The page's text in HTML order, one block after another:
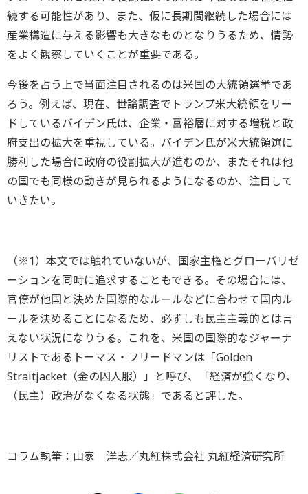
続する可能性があり、また、仮に長期間継続した場合には
産業構造に与える影響も大きなものとなりうるため、情勢
をよく観察していくことが重要である。
今後を占う上で当面注目されるのは米国の大統領選挙であ
ろう。例えば、現在、世論調査でトランプ米大統領をリー
ドしているバイデン氏は、企業・富裕層に対する増税と政
府支出の拡大を重視している。バイデン氏が米大統領選に
勝利した場合に政府の役割拡大が進むのか、またそれは他
の国でも同様の動きが見られるようになるのか、注目して
いきたい。
（※1）本文では触れていないが、国家主権とグローバリゼ
ーションを同時に追求することもできる。その場合には、
官僚が他国と決めた国際的なルールなどに合わせて国内ル
ールを決めることになるため、必ずしも民主主義的とは言
えない状況になりうる。これを、米国の国際的なジャーナ
リストであるトーマス・フリードマンは「Golden
Straitjacket（金の囚人服）」と呼び、「経済が強くなり、
（民主）政治がなくなる状態」であると評した。
コラム執筆：山家 洋志／丸紅株式会社 丸紅経済研究所